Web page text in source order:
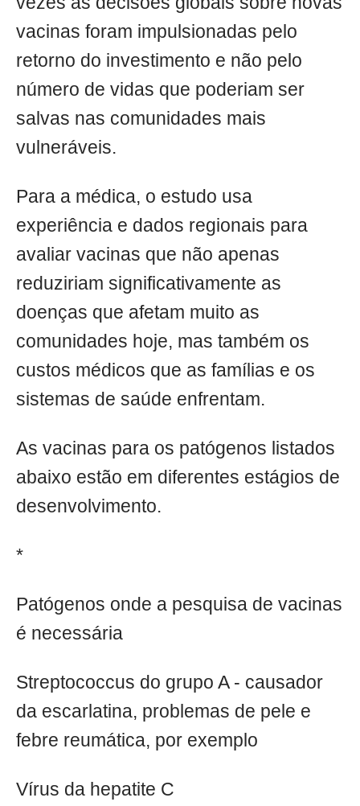
vacinas foram impulsionadas pelo
retorno do investimento e não pelo
número de vidas que poderiam ser
salvas nas comunidades mais
vulneráveis.
Para a médica, o estudo usa
experiência e dados regionais para
avaliar vacinas que não apenas
reduziriam significativamente as
doenças que afetam muito as
comunidades hoje, mas também os
custos médicos que as famílias e os
sistemas de saúde enfrentam.
As vacinas para os patógenos listados
abaixo estão em diferentes estágios de
desenvolvimento.
*
Patógenos onde a pesquisa de vacinas
é necessária
Streptococcus do grupo A - causador
da escarlatina, problemas de pele e
febre reumática, por exemplo
Vírus da hepatite C